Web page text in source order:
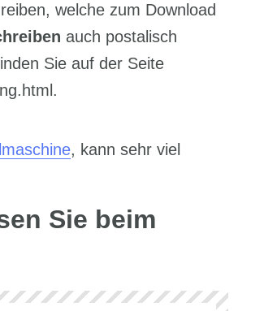
welche zum Download
auch postalisch
Sie auf der Seite
, kann sehr viel
Sie beim